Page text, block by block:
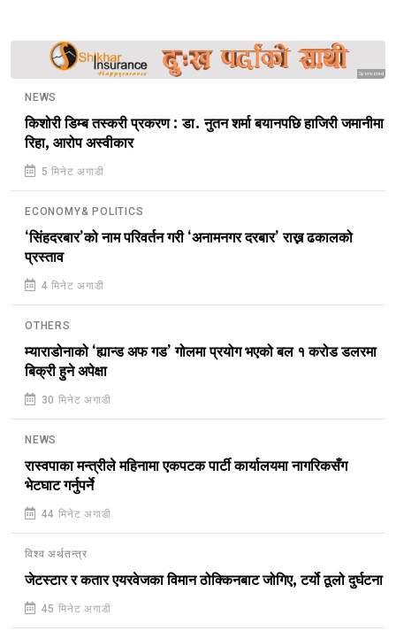
Sponsored
NEWS
किशोरी डिम्ब तस्करी प्रकरण : डा. नुतन शर्मा बयानपछि हाजिरी जमानीमा
रिहा, आरोप अस्वीकार
5 मिनेट अगाडी
ECONOMY& POLITICS
‘सिंहदरबार’को नाम परिवर्तन गरी ‘अनामनगर दरबार’ राख्न ढकालको
प्रस्ताव
4 मिनेट अगाडी
OTHERS
म्याराडोनाको ‘ह्यान्ड अफ गड’ गोलमा प्रयोग भएको बल १ करोड डलरमा
बिक्री हुने अपेक्षा
30 मिनेट अगाडी
NEWS
रास्वपाका मन्त्रीले महिनामा एकपटक पार्टी कार्यालयमा नागरिकसँग
भेटघाट गर्नुपर्ने
44 मिनेट अगाडी
विश्व अर्थतन्त्र
जेटस्टार र कतार एयरवेजका विमान ठोक्किनबाट जोगिए, टर्यो ठूलो दुर्घटना
45 मिनेट अगाडी